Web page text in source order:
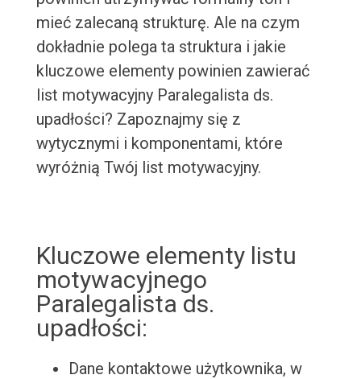
mieć zalecaną strukturę. Ale na czym
dokładnie polega ta struktura i jakie
kluczowe elementy powinien zawierać
list motywacyjny Paralegalista ds.
upadłości? Zapoznajmy się z
wytycznymi i komponentami, które
wyróżnią Twój list motywacyjny.
Kluczowe elementy listu
motywacyjnego
Paralegalista ds.
upadłości:
Dane kontaktowe użytkownika, w